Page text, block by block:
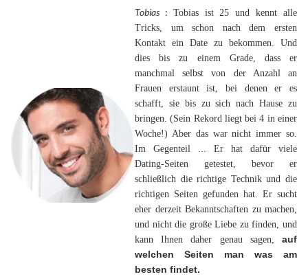
Tobias : Tobias ist 25 und kennt alle
Tricks, um schon nach dem ersten
Kontakt ein Date zu bekommen. Und
dies bis zu einem Grade, dass er
manchmal selbst von der Anzahl an
Frauen erstaunt ist, bei denen er es
schafft, sie bis zu sich nach Hause zu
bringen. (Sein Rekord liegt bei 4 in einer
Woche!) Aber das war nicht immer so.
Im Gegenteil ... Er hat dafür viele
Dating-Seiten getestet, bevor er
schließlich die richtige Technik und die
richtigen Seiten gefunden hat. Er sucht
eher derzeit Bekanntschaften zu machen,
und nicht die große Liebe zu finden, und
kann Ihnen daher genau sagen, auf
welchen Seiten man was am
besten findet.